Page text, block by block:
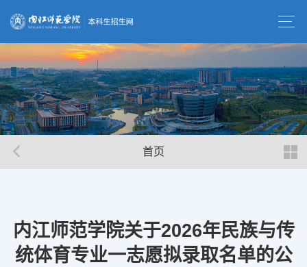
首页
内江师范学院关于2026年民族与传
统体育专业一志愿拟录取名单的公